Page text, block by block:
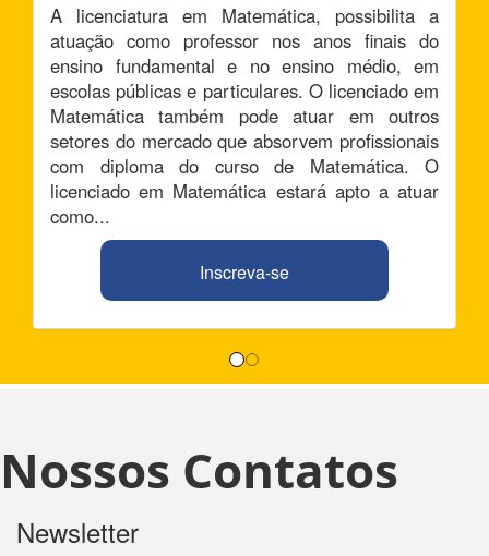
A licenciatura em Matemática, possibilita a
atuação como professor nos anos finais do
ensino fundamental e no ensino médio, em
escolas públicas e particulares. O licenciado em
Matemática também pode atuar em outros
setores do mercado que absorvem profissionais
com diploma do curso de Matemática. O
licenciado em Matemática estará apto a atuar
como...
Inscreva-se
Nossos Contatos
Newsletter